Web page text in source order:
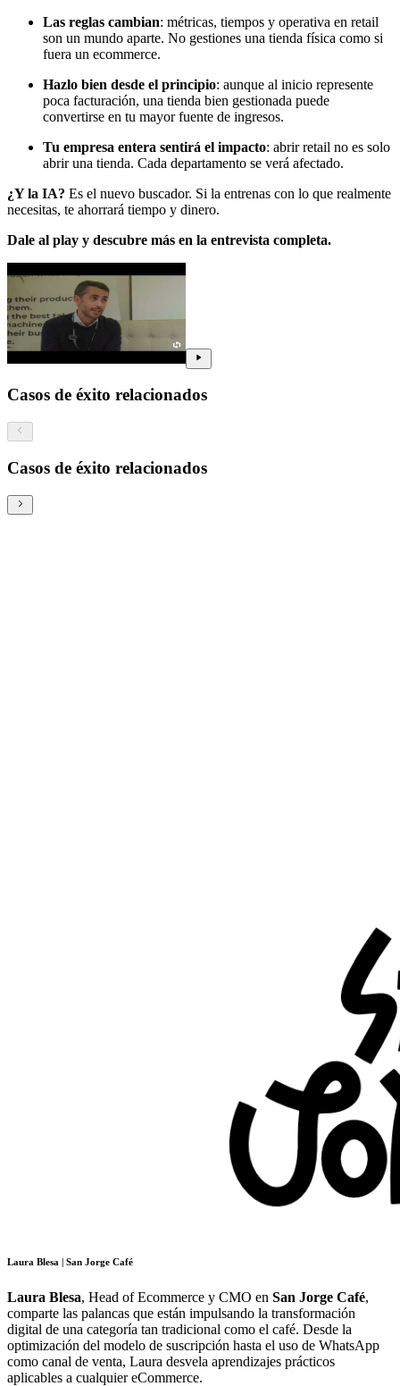
Las reglas cambian: métricas, tiempos y operativa en retail
son un mundo aparte. No gestiones una tienda física como si
fuera un ecommerce.
Hazlo bien desde el principio: aunque al inicio represente
poca facturación, una tienda bien gestionada puede
convertirse en tu mayor fuente de ingresos.
Tu empresa entera sentirá el impacto: abrir retail no es solo
abrir una tienda. Cada departamento se verá afectado.
¿Y la IA? Es el nuevo buscador. Si la entrenas con lo que realmente
necesitas, te ahorrará tiempo y dinero.
Dale al play y descubre más en la entrevista completa.
Casos de éxito relacionados
Casos de éxito relacionados
Laura Blesa | San Jorge Café
Laura Blesa, Head of Ecommerce y CMO en San Jorge Café,
comparte las palancas que están impulsando la transformación
digital de una categoría tan tradicional como el café. Desde la
optimización del modelo de suscripción hasta el uso de WhatsApp
como canal de venta, Laura desvela aprendizajes prácticos
aplicables a cualquier eCommerce.